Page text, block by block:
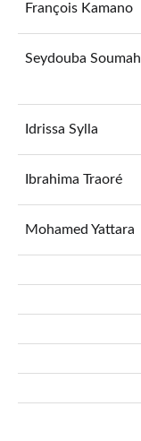
François Kamano
Seydouba Soumah
Idrissa Sylla
Ibrahima Traoré
Mohamed Yattara